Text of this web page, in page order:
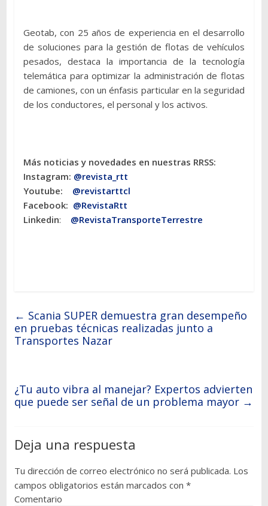
Geotab, con 25 años de experiencia en el desarrollo
de soluciones para la gestión de flotas de vehículos
pesados, destaca la importancia de la tecnología
telemática para optimizar la administración de flotas
de camiones, con un énfasis particular en la seguridad
de los conductores, el personal y los activos.
Más noticias y novedades en nuestras RRSS:
Instagram: @revista_rtt
Youtube: @revistarttcl
Facebook: @RevistaRtt
Linkedin: @RevistaTransporteTerrestre
← Scania SUPER demuestra gran desempeño
en pruebas técnicas realizadas junto a
Transportes Nazar
¿Tu auto vibra al manejar? Expertos advierten
que puede ser señal de un problema mayor →
Deja una respuesta
Tu dirección de correo electrónico no será publicada. Los
campos obligatorios están marcados con *
Comentario